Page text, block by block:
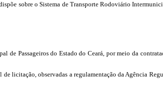
dispõe sobre o Sistema de Transporte Rodoviário
de Passageiros do Estado do Ceará, por meio da
licitação, observadas a regulamentação da Agência